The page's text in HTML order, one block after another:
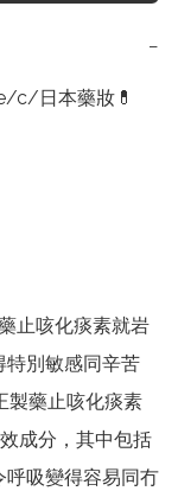
−
c/日本藥妝💊
止咳化痰素就岩
特別敏感同辛苦
製藥止咳化痰素
成分，其中包括
呼吸變得容易同冇